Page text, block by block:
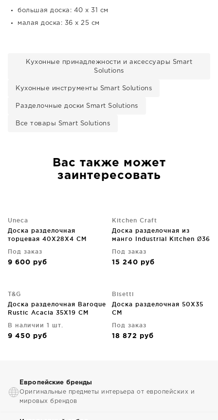
большая доска: 40 x 31 см
малая доска: 36 x 25 см
Кухонные принадлежности и аксессуары Smart
Solutions
Кухонные инструменты Smart Solutions
Разделочные доски Smart Solutions
Все товары Smart Solutions
Вас также может
заинтересовать
Uneca
Доска разделочная
торцевая 40X28X4 CM
Под заказ
9 600 руб
Kitchen Craft
Доска разделочная из
манго Industrial Kitchen Ø36
Под заказ
15 240 руб
T&G
Доска разделочная Baroque
Rustic Acacia 35X19 CM
В наличии 1 шт.
9 450 руб
Bisetti
Доска разделочная 50X35
CM
Под заказ
18 872 руб
Европейские бренды
Оригинальные предметы интерьера от европейских и
мировых брендов